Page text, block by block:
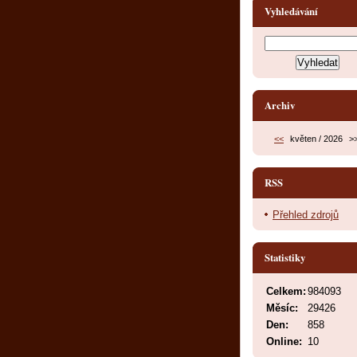
Vyhledávání
Archiv
<< květen / 2026
RSS
Přehled zdrojů
Statistiky
Online: 10
Celkem: 984093
Měsíc:
29426
Den:
858